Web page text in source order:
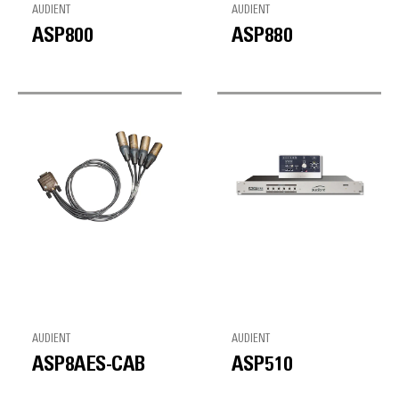
AUDIENT
ASP800
AUDIENT
ASP880
AUDIENT
ASP8AES-CAB
AUDIENT
ASP510